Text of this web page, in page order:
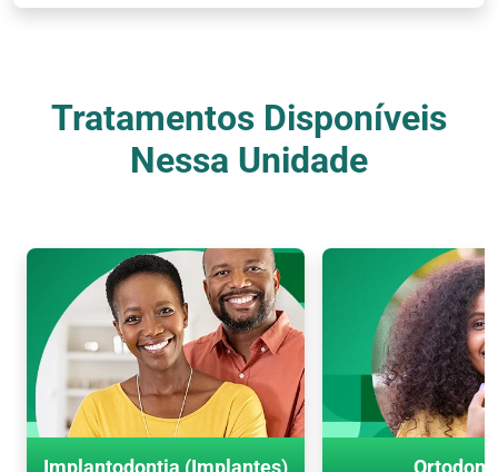
Nossos Tratamentos
Tratamentos Disponíveis
Nessa Unidade
Implantodontia (Implantes)